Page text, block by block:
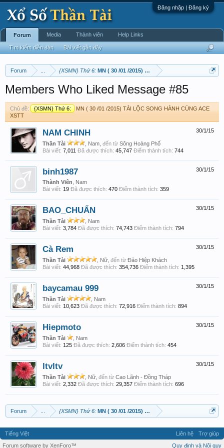
Đăng nhập | Đăng ký
Forum {XSMN} Thứ 6: MN ( 30 /01 /2015) TÀI LỘC SONG HÀNH CÙNG
Members Who Liked Message #85
Chủ đề: {XSMN} Thứ 6:
MN ( 30 /01 /2015) TÀI LỘC SONG HÀNH CÙNG ACE
XSTT
30/1/15
NAM CHINH
Thần Tài , Nam, đến từ Sông Hoàng Phố
Bài viết: 7,011 Đã được thích: 45,747 Điểm thành tích: 744
30/1/15
binh1987
Thành Viên , Nam
Bài viết: 19 Đã được thích: 470 Điểm thành tích: 359
30/1/15
BAO_CHUẨN
Thần Tài
, Nam
Bài viết: 3,784 Đã được thích: 74,743 Điểm thành tích: 794
30/1/15
Cà Rem
Thần Tài , Nữ, đến từ Đảo Hiệp Khách
Bài viết: 44,968 Đã được thích: 354,736 Điểm thành tích: 1,395
30/1/15
baycamau 999
Thần Tài
, Nam
Bài viết: 10,623 Đã được thích: 72,916 Điểm thành tích: 894
30/1/15
Hiepmoto
Thần Tài
, Nam
Bài viết: 125 Đã được thích: 2,606 Điểm thành tích: 454
30/1/15
ltvltv
Thần Tài , Nữ, đến từ Cao Lãnh - Đồng Tháp
Bài viết: 2,332 Đã được thích: 29,357 Điểm thành tích: 696
Forum {XSMN} Thứ 6: MN ( 30 /01 /2015) TÀI LỘC SONG HÀNH CÙNG
Forum
Tìm kiếm diễn đàn Bài viết gần đây
Media Thành viên Help Links
Tiếng Việt Liên hệ
Trợ giúp
Quy định và Nội quy
Forum software by XenForo™